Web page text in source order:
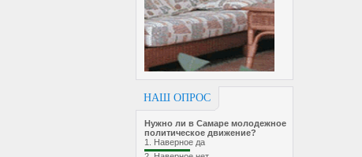
НАШ ОПРОС
Нужно ли в Самаре молодежное
политическое движение?
1. Наверное да